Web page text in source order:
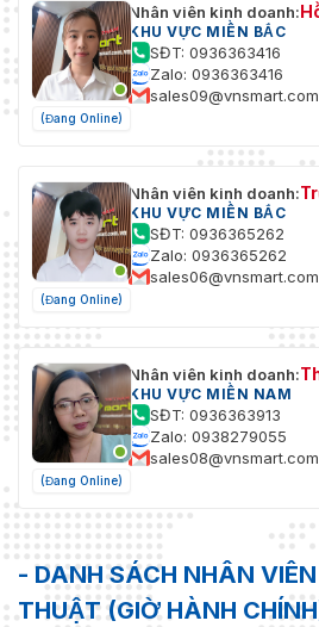
(Đang Online)
Nhân viên kinh doanh:
KHU VỰC MIỀN BẮC
SĐT: 0936363416
Zalo: 0936363416
(Đang Online)
Nhân viên kinh doanh:
KHU VỰC MIỀN BẮC
SĐT: 0936365262
Zalo: 0936365262
(Đang Online)
Nhân viên kinh doanh:
KHU VỰC MIỀN NAM
SĐT: 0936363913
Zalo: 0938279055
- DANH SÁCH NHÂN
THUẬT (GIỜ HÀNH